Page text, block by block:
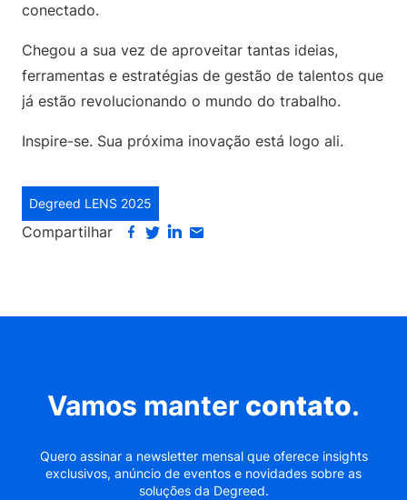
conectado.
Chegou a sua vez de aproveitar tantas ideias,
ferramentas e estratégias de gestão de talentos que
já estão revolucionando o mundo do trabalho.
Inspire-se. Sua próxima inovação está logo ali.
Degreed LENS 2025
Compartilhar
Vamos manter contato.
Quero assinar a newsletter mensal que oferece insights
exclusivos, anúncio de eventos e novidades sobre as
soluções da Degreed.